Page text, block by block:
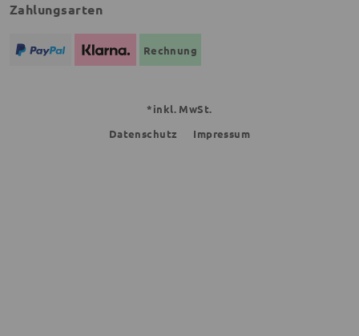
Zahlungsarten
Rechnung
*inkl. MwSt.
Datenschutz
Impressum